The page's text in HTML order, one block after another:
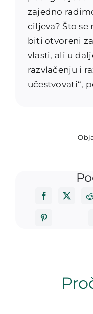
zajedno
ciljeva? Što se
biti otvoreni
vlasti, ali u
razvlačenju i
učestvovati“,